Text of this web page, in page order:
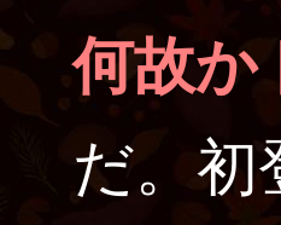
何故か
だ。初